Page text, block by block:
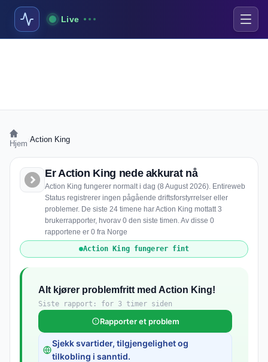
Live
Hjem Action King
Er Action King nede akkurat nå
Action King fungerer normalt i dag (8 August 2026). Entireweb
Status registrerer ingen pågående driftsforstyrrelser eller
problemer. De siste 24 timene har Action King mottatt 3
brukerrapporter, hvorav 0 den siste timen. Av disse 0
rapportene er 0 fra Norge
Action King fungerer fint
Alt kjører problemfritt med Action King!
Siste rapport: for 3 timer siden
Rapporter et problem
Sjekk svartider, tilgjengelighet og
tilkobling i sanntid.